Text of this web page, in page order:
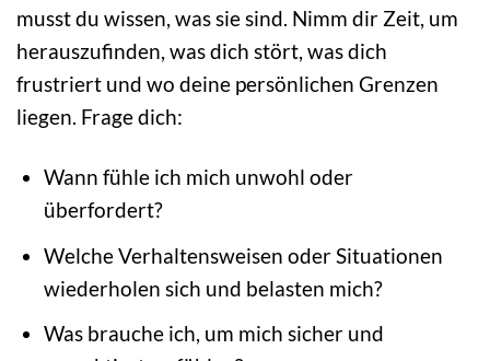
musst du wissen, was sie sind. Nimm dir Zeit, um
herauszufinden, was dich stört, was dich
frustriert und wo deine persönlichen Grenzen
liegen. Frage dich:
Wann fühle ich mich unwohl oder
überfordert?
Welche Verhaltensweisen oder Situationen
wiederholen sich und belasten mich?
Was brauche ich, um mich sicher und